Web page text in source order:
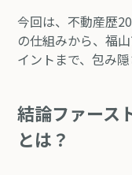
今回は、不動産歴
の仕組みから、福
イントまで、包み
結論ファース
とは？